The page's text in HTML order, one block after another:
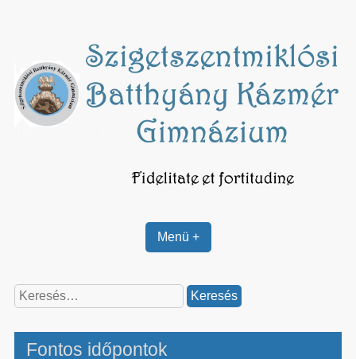
Menü +
Keresés:
Fontos időpontok